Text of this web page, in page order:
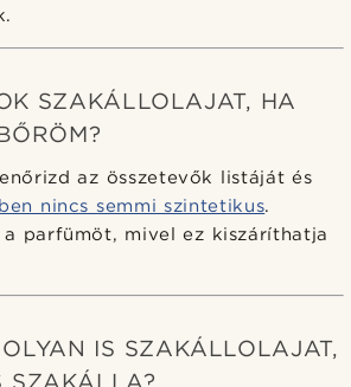
SZAKÁLLOLAJAT, HA
az összetevők listáját és
nincs semmi szintetikus.
a parfümöt, mivel ez kiszáríthatja
IS SZAKÁLLOLAJAT,